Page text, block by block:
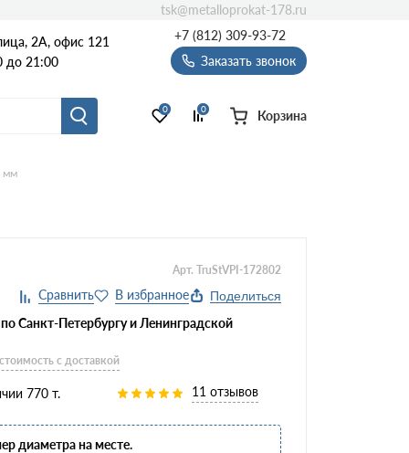
2А, офис 121
до 21:00
+7 (812) 309-93-72
Заказать звонок
0 0 Корзина
tsk@metalloprokat-178.ru
мм
Арт. TruStVPI-172802
Поделиться
Санкт-Петербургу и Ленинградской
с доставкой
770 т. 11 отзывов
диаметра на месте.